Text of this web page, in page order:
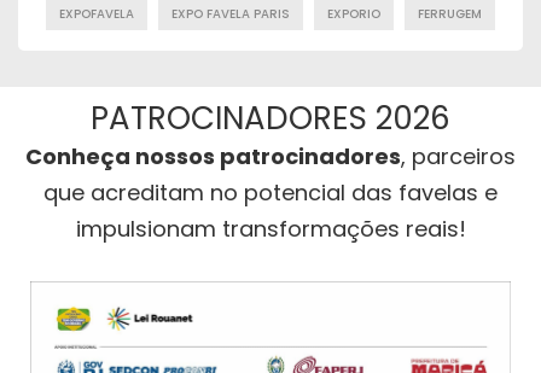
EXPOFAVELA EXPO FAVELA PARIS EXPORIO FERRUGEM
PATROCINADORES 2026
Conheça nossos patrocinadores, parceiros
que acreditam no potencial das favelas e
impulsionam transformações reais!